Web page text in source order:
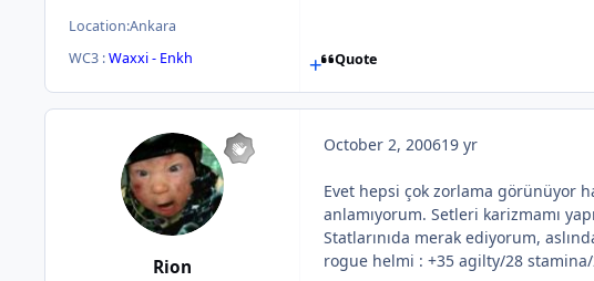
Location:Ankara
WC3 :Waxxi - Enkh Quote
Rion
October 2, 200619 yr
Evet hepsi çok zorlama görünüyor
anlamıyorum. Setleri karizmamı
Statlarınıda merak ediyorum,
rogue helmi : +35 agilty/28